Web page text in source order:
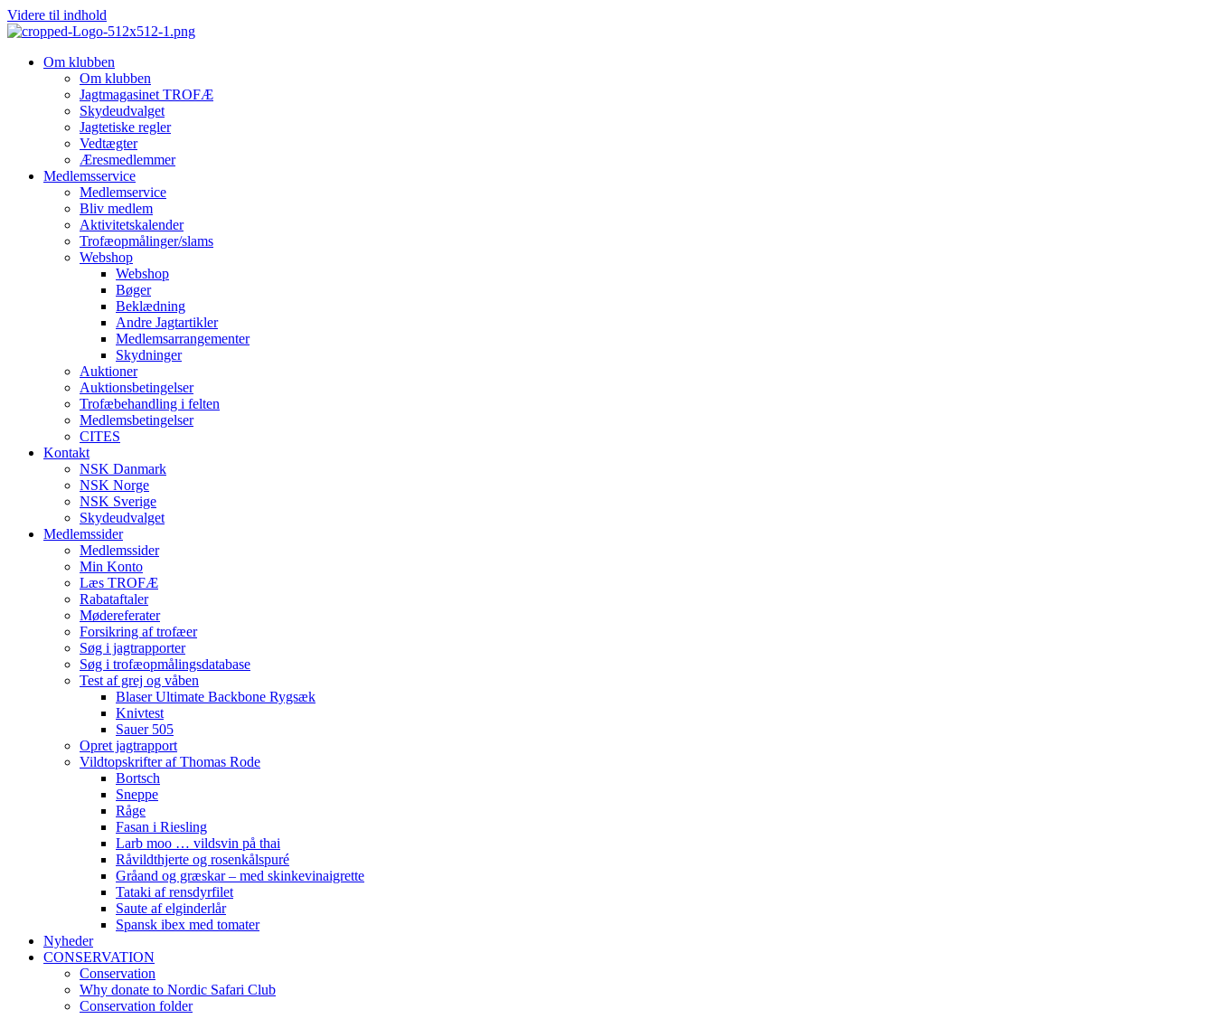
Videre til indhold
Om klubben
Om klubben
Jagtmagasinet TROFÆ
Skydeudvalget
Jagtetiske regler
Vedtægter
Æresmedlemmer
Medlemsservice
Medlemservice
Bliv medlem
Aktivitetskalender
Trofæopmålinger/slams
Webshop
Webshop
Bøger
Beklædning
Andre Jagtartikler
Medlemsarrangementer
Skydninger
Auktioner
Auktionsbetingelser
Trofæbehandling i felten
Medlemsbetingelser
CITES
Kontakt
NSK Danmark
NSK Norge
NSK Sverige
Skydeudvalget
Medlemssider
Medlemssider
Min Konto
Læs TROFÆ
Rabataftaler
Mødereferater
Forsikring af trofæer
Søg i jagtrapporter
Søg i trofæopmålingsdatabase
Test af grej og våben
Blaser Ultimate Backbone Rygsæk
Knivtest
Sauer 505
Opret jagtrapport
Vildtopskrifter af Thomas Rode
Bortsch
Sneppe
Råge
Fasan i Riesling
Larb moo … vildsvin på thai
Råvildthjerte og rosenkålspuré
Gråand og græskar – med skinkevinaigrette
Tataki af rensdyrfilet
Saute af elginderlår
Spansk ibex med tomater
Nyheder
CONSERVATION
Conservation
Why donate to Nordic Safari Club
Conservation folder